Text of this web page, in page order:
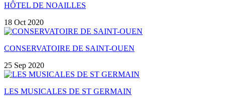
HÔTEL DE NOAILLES
18 Oct 2020
CONSERVATOIRE DE SAINT-OUEN
25 Sep 2020
LES MUSICALES DE ST GERMAIN